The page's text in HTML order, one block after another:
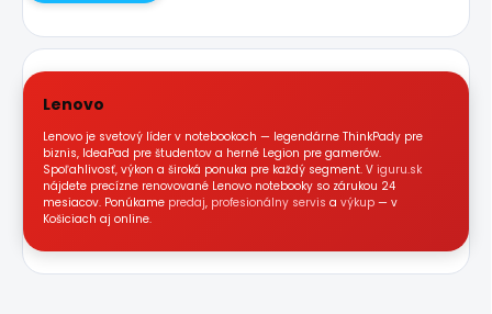
Lenovo
Lenovo je svetový líder v notebookoch — legendárne ThinkPady pre
biznis, IdeaPad pre študentov a herné Legion pre gamerów.
Spoľahlivosť, výkon a široká ponuka pre každý segment. V iguru.sk
nájdete precízne renovované Lenovo notebooky so zárukou 24
mesiacov. Ponúkame predaj, profesionálny servis a výkup— v
Košiciach aj online.